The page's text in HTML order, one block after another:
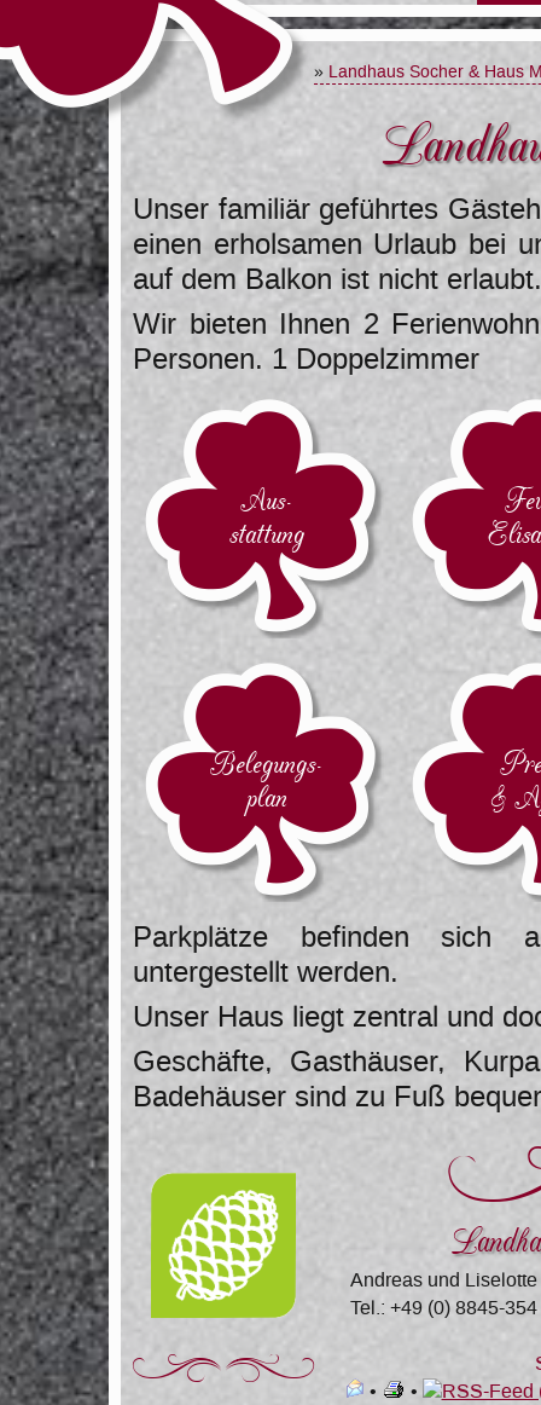
» Landhaus Socher & Haus
Unser familiär geführtes
einen erholsamen Urlaub bei
auf dem Balkon ist nicht erlaubt.
Wir bieten Ihnen 2
Personen. 1 Doppelzimmer
Aus-
stattung
Belegungs-
plan
&
Parkplätze befinden sich
untergestellt werden.
Unser Haus liegt zentral und
Geschäfte, Gasthäuser,
Badehäuser sind zu Fuß
Za
Andreas und
Tel.: +49 (0) 8845-
•
•